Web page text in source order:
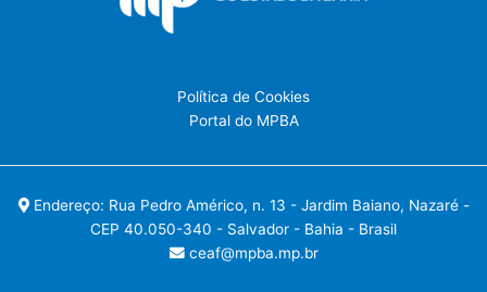
Política de Cookies
Portal do MPBA
Endereço: Rua Pedro Américo, n. 13 - Jardim Baiano, Nazaré -
CEP 40.050-340 - Salvador - Bahia - Brasil
ceaf@mpba.mp.br